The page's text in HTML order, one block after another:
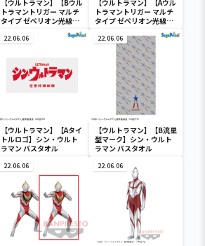
【ウルトラマン】【Bウル
トラマントリガー マルチ
タイプ ゼペリオン光線
ver. SUNSET GLOW
EDITION クリアラメカラ
トリガー マルチタイプ
SUNSET GLOW
EDITION
【ウルトラマン】【Aウル
トラマントリガー マルチ
タイプ ゼペリオン光線
ver. SUNSET GLOW
EDITION 】ウルトラマン
トリガー 英雄勇像 ウルト
ラマントリガー マルチタ
イプ SUNSET GLOW
EDITION
22.06.06
【ウルトラマン】【Aタイ
トルロゴ】シン・ウルト
ラマン バスタオル
22.06.06
【ウルトラマン】【B流星
型マーク】シン・ウルト
ラマン バスタオル
22.06.06 22.06.06